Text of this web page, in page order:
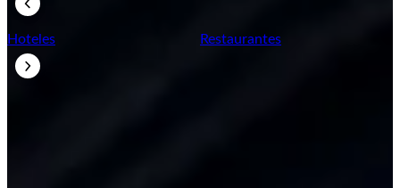
Hoteles Restaurantes